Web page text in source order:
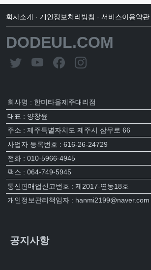
회사소개 · 개인정보처리방침 · 서비스이용약관
DODEUL.COM
회사명 : 한미타올제주대리점
대표 : 양창윤
주소 : 제주특별자치도 제주시 삼무로 66
사업자 등록번호 : 616-26-24729
전화 : 010-5966-4945
팩스 : 064-749-5945
통신판매업신고번호 : 제2017-연동18호
개인정보관리책임자 : hanmi2199@naver.com
공지사항